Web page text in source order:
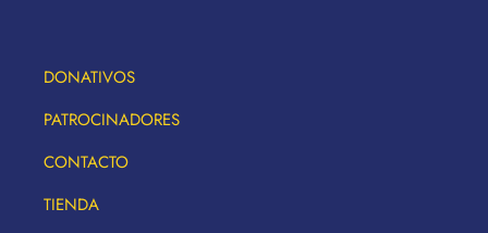
DONATIVOS
PATROCINADORES
CONTACTO
TIENDA